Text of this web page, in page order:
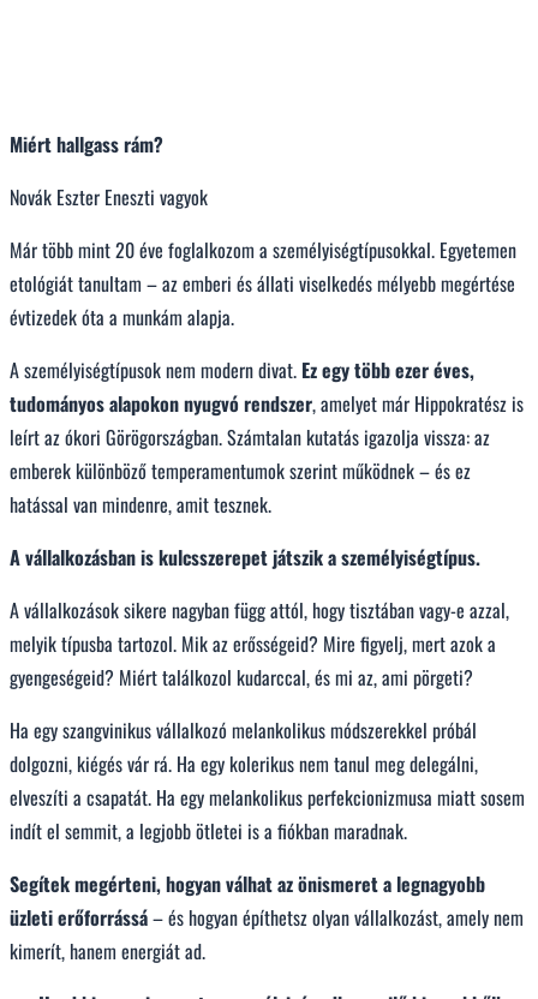
Miért hallgass rám?
Novák Eszter Eneszti vagyok
Már több mint 20 éve foglalkozom a személyiségtípusokkal. Egyetemen
etológiát tanultam – az emberi és állati viselkedés mélyebb megértése
évtizedek óta a munkám alapja.
A személyiségtípusok nem modern divat. Ez egy több ezer éves,
tudományos alapokon nyugvó rendszer, amelyet már Hippokratész is
leírt az ókori Görögországban. Számtalan kutatás igazolja vissza: az
emberek különböző temperamentumok szerint működnek – és ez
hatással van mindenre, amit tesznek.
A vállalkozásban is kulcsszerepet játszik a személyiségtípus.
A vállalkozások sikere nagyban függ attól, hogy tisztában vagy-e azzal,
melyik típusba tartozol. Mik az erősségeid? Mire figyelj, mert azok a
gyengeségeid? Miért találkozol kudarccal, és mi az, ami pörgeti?
Ha egy szangvinikus vállalkozó melankolikus módszerekkel próbál
dolgozni, kiégés vár rá. Ha egy kolerikus nem tanul meg delegálni,
elveszíti a csapatát. Ha egy melankolikus perfekcionizmusa miatt sosem
indít el semmit, a legjobb ötletei is a fiókban maradnak.
Segítek megérteni, hogyan válhat az önismeret a legnagyobb
üzleti erőforrássá– és hogyan építhetsz olyan vállalkozást, amely nem
kimerít, hanem energiát ad.